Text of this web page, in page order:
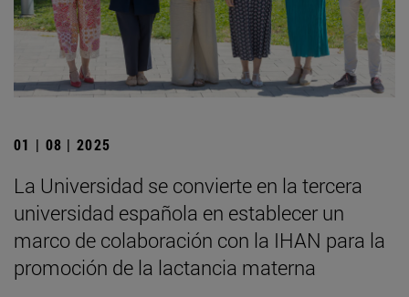
01 | 08 | 2025
La Universidad se convierte en la tercera
universidad española en establecer un
marco de colaboración con la IHAN para la
promoción de la lactancia materna